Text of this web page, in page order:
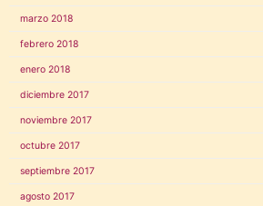
marzo 2018
febrero 2018
enero 2018
diciembre 2017
noviembre 2017
octubre 2017
septiembre 2017
agosto 2017